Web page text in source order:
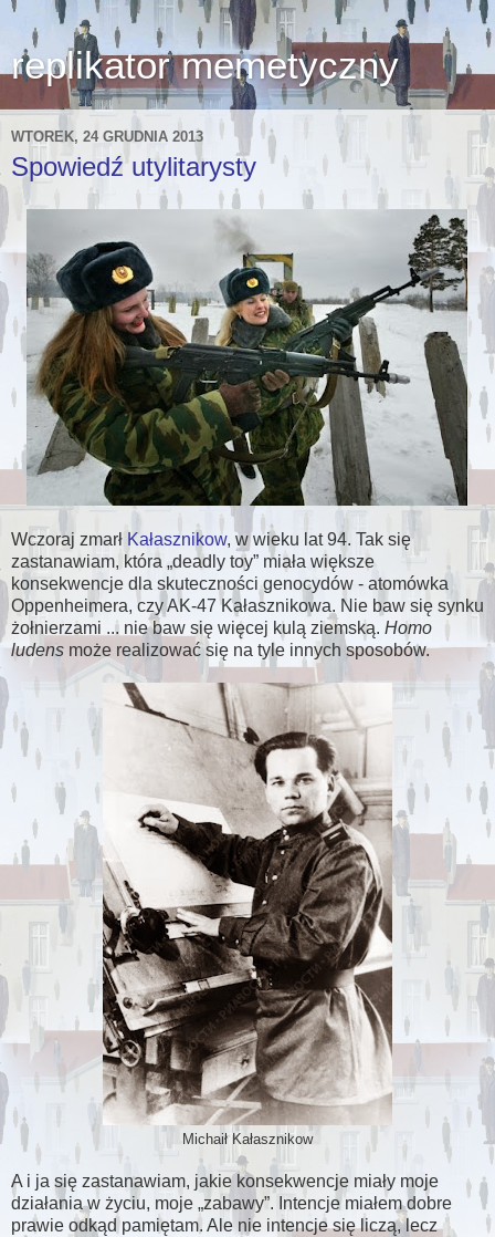
replikator memetyczny
WTOREK, 24 GRUDNIA 2013
Spowiedź utylitarysty
Wczoraj zmarł Kałasznikow, w wieku lat 94. Tak się
zastanawiam, która deadly toy miała większe
konsekwencje dla skuteczności genocydów - atomówka
Oppenheimera, czy AK-47 Kałasznikowa. Nie baw się synku
żołnierzami ... nie baw się więcej kulą ziemską. Homo
ludens może realizować się na tyle innych sposobów.
Michaił Kałasznikow
A i ja się zastanawiam, jakie konsekwencje miały moje
działania w życiu, moje zabawy . Intencje miałem dobre
prawie odkąd pamiętam. Ale nie intencje się liczą, lecz